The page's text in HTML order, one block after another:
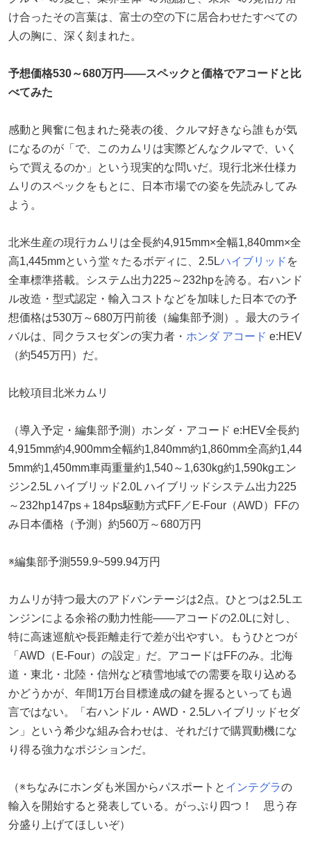
け合ったその言葉は、富士の空の下に居合わせたすべての
人の胸に、深く刻まれた。
予想価格530～680万円——スペックと価格でアコードと比
べてみた
感動と興奮に包まれた発表の後、クルマ好きなら誰もが気
になるのが「で、このカムリは実際どんなクルマで、いく
らで買えるのか」という現実的な問いだ。現行北米仕様カ
ムリのスペックをもとに、日本市場での姿を先読みしてみ
よう。
北米生産の現行カムリは全長約4,915mm×全幅1,840mm×全
高1,445mmという堂々たるボディに、2.5Lハイブリッド を
全車標準搭載。システム出力225～232hpを誇る。右ハンド
ル改造・型式認定・輸入コストなどを加味した日本での予
想価格は530万～680万円前後（編集部予測）。最大のライ
バルは、同クラスセダンの実力者・ ホンダ アコード e:HEV
（約545万円）だ。
比較項目北米カムリ
（導入予定・編集部予測）ホンダ・アコード e:HEV全長約
4,915mm約4,900mm全幅約1,840mm約1,860mm全高約1,44
5mm約1,450mm車両重量約1,540～1,630kg約1,590kgエン
ジン2.5L ハイブリッド2.0L ハイブリッドシステム出力225
～232hp147ps＋184ps駆動方式FF／E-Four（AWD）FFの
み日本価格（予測）約560万～680万円
※編集部予測559.9~599.94万円
カムリが持つ最大のアドバンテージは2点。ひとつは2.5Lエ
ンジンによる余裕の動力性能——アコードの2.0Lに対し、
特に高速巡航や長距離走行で差が出やすい。もうひとつが
「AWD（E-Four）の設定」だ。アコードはFFのみ。北海
道・東北・北陸・信州など積雪地域での需要を取り込める
かどうかが、年間1万台目標達成の鍵を握るといっても過
言ではない。「右ハンドル・AWD・2.5Lハイブリッドセダ
ン」という希少な組み合わせは、それだけで購買動機にな
り得る強力なポジションだ。
（※ちなみにホンダも米国からパスポートと インテグラの
輸入を開始すると発表している。がっぷり四つ！ 思う存
分盛り上げてほしいぞ）